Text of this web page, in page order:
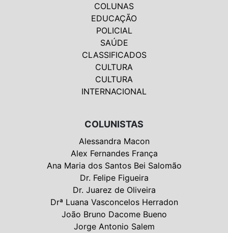
COLUNAS
EDUCAÇÃO
POLICIAL
SAÚDE
CLASSIFICADOS
CULTURA
CULTURA
INTERNACIONAL
COLUNISTAS
Alessandra Macon
Alex Fernandes França
Ana Maria dos Santos Bei Salomão
Dr. Felipe Figueira
Dr. Juarez de Oliveira
Drª Luana Vasconcelos Herradon
João Bruno Dacome Bueno
Jorge Antonio Salem